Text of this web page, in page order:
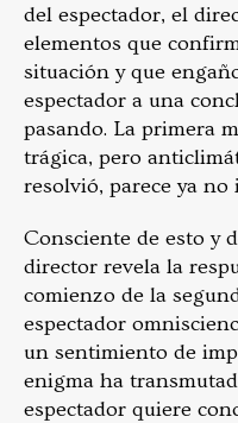
del espectador, el
elementos que
situación y que
espectador a una
pasando. La primera
trágica, pero
resolvió, parece ya no
Consciente de esto y
director revela la
comienzo de la
espectador
un sentimiento de
enigma ha
espectador quiere